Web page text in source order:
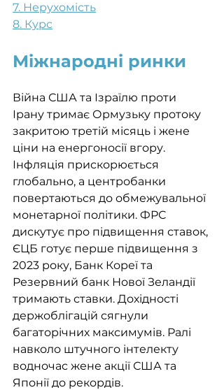
7. Нерухомість
8. Курс
Міжнародні ринки
Війна США та Ізраїлю проти
Ірану тримає Ормузьку протоку
закритою третій місяць і жене
ціни на енергоносії вгору.
Інфляція прискорюється
глобально, а центробанки
повертаються до обмежувальної
монетарної політики. ФРС
дискутує про підвищення ставок,
ЄЦБ готує перше підвищення з
2023 року, Банк Кореї та
Резервний банк Нової Зеландії
тримають ставки. Дохідності
держоблігацій сягнули
багаторічних максимумів. Ралі
навколо штучного інтелекту
водночас жене акції США та
Японії до рекордів.